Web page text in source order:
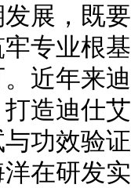
展，既
专业根
近年来
造迪仕
功效验
在研发